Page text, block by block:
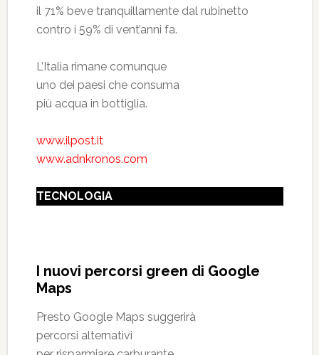
il 71% beve tranquillamente dal rubinetto
contro i 59% di vent’anni fa.
L’Italia rimane comunque
uno dei paesi che consuma
più acqua in bottiglia.
www.ilpost.it
www.adnkronos.com
TECNOLOGIA
I nuovi percorsi green di Google
Maps
Presto Google Maps suggerirà
percorsi alternativi